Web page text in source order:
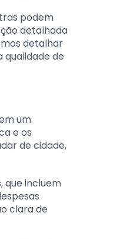
podem
detalhada
detalhar
de
um
e os
de cidade,
que incluem
clara de